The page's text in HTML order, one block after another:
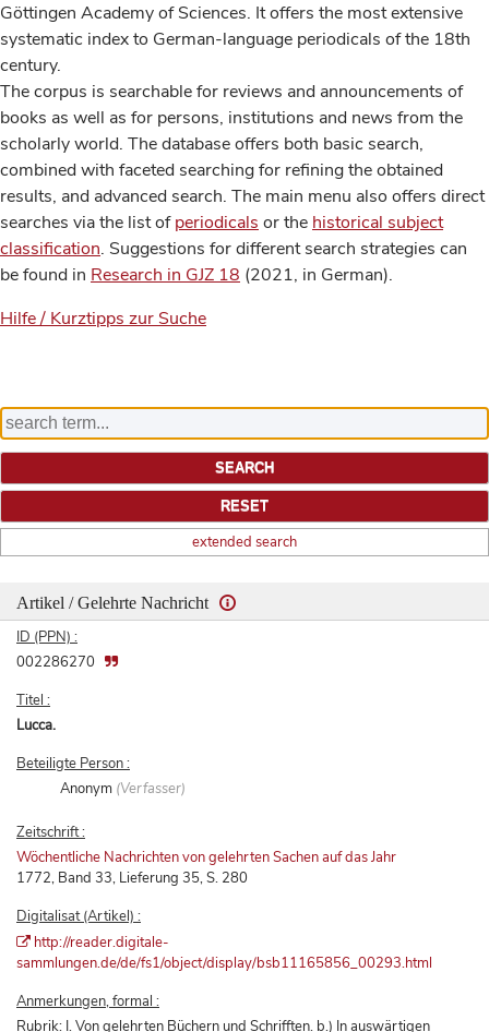
Göttingen Academy of Sciences. It offers the most extensive
systematic index to German-language periodicals of the 18th
century.
The corpus is searchable for reviews and announcements of
books as well as for persons, institutions and news from the
scholarly world. The database offers both basic search,
combined with faceted searching for refining the obtained
results, and advanced search. The main menu also offers direct
searches via the list ofperiodicals or the historical subject
classification. Suggestions for different search strategies can
be found in Research in GJZ 18 (2021, in German).
Hilfe / Kurztipps zur Suche
extended search
Artikel / Gelehrte Nachricht
ID (PPN) :
002286270
Titel :
Lucca.
Beteiligte Person :
Anonym (Verfasser)
Zeitschrift :
Wöchentliche Nachrichten von gelehrten Sachen auf das Jahr
1772, Band 33, Lieferung 35, S. 280
Digitalisat (Artikel) :
http://reader.digitale-
sammlungen.de/de/fs1/object/display/bsb11165856_00293.html
Anmerkungen, formal :
Rubrik: I. Von gelehrten Büchern und Schrifften. b.) In auswärtigen